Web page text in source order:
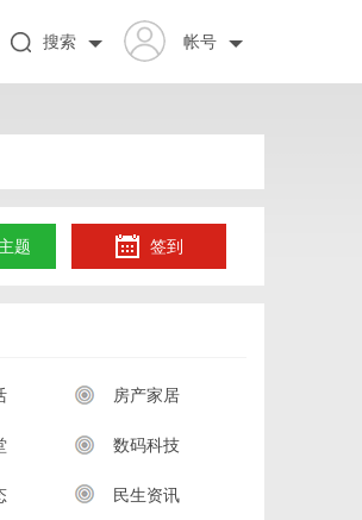
帐号
搜索
题 签到
房产家居
数码科技
民生资讯